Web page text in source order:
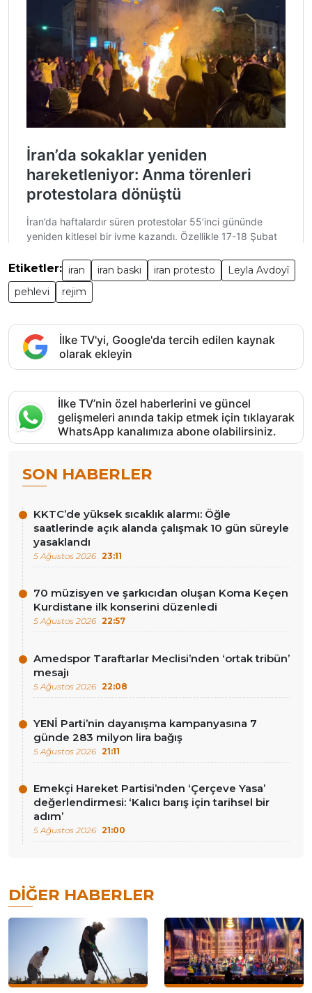
Etiketler: iran iran baskı iran protesto
Leyla Avdoyî
pehlevi
rejim
İlke TV'yi, Google'da tercih edilen kaynak
olarak ekleyin
İlke TV’nin özel haberlerini ve güncel
gelişmeleri anında takip etmek için tıklayarak
WhatsApp kanalımıza abone olabilirsiniz.
SON HABERLER
KKTC’de yüksek sıcaklık alarmı: Öğle
saatlerinde açık alanda çalışmak 10 gün süreyle
yasaklandı
5 Ağustos 2026 23:11
70 müzisyen ve şarkıcıdan oluşan Koma Keçen
Kurdistane ilk konserini düzenledi
5 Ağustos 2026 22:57
Amedspor Taraftarlar Meclisi’nden ‘ortak tribün’
mesajı
5 Ağustos 2026 22:08
YENİ Parti’nin dayanışma kampanyasına 7
günde 283 milyon lira bağış
5 Ağustos 2026 21:11
Emekçi Hareket Partisi’nden ‘Çerçeve Yasa’
değerlendirmesi: ‘Kalıcı barış için tarihsel bir
adım’
5 Ağustos 2026 21:00
DIĞER HABERLER